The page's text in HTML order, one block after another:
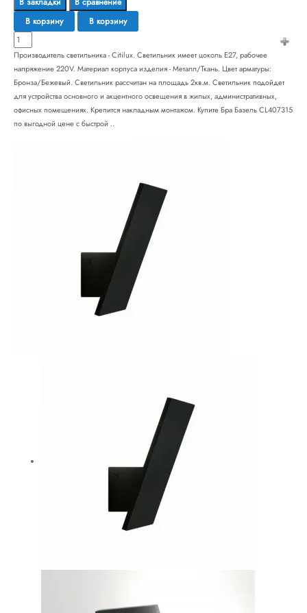
В корзину
В корзину
Производитель светильника - Citilux. Светильник имеет цоколь E27, рабочее
напряжение 220V. Материал корпуса изделия - Металл/Ткань. Цвет арматуры:
Бронза/Бежевый. Светильник рассчитан на площадь 2кв.м. Светильник подойдет
для устройства основного и акцентного освещения в жилых, административных,
офисных помещениях. Крепится накладным монтажом. Купите Бра Базель CL407315
по выгодной цене с быстрой ..